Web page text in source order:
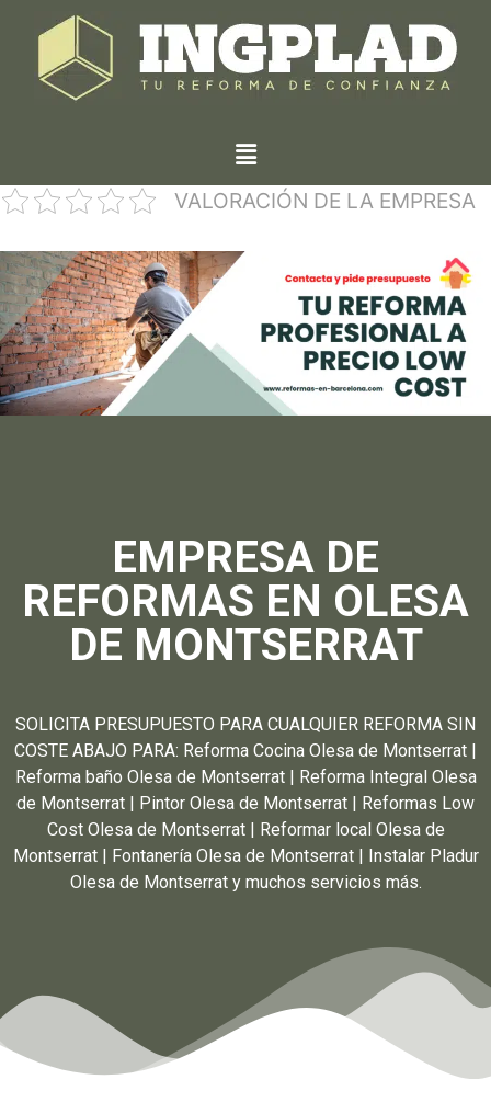
VALORACIÓN DE LA EMPRESA
EMPRESA DE
REFORMAS EN OLESA
DE MONTSERRAT
SOLICITA PRESUPUESTO PARA CUALQUIER REFORMA SIN
COSTE ABAJO PARA: Reforma Cocina Olesa de Montserrat |
Reforma baño Olesa de Montserrat | Reforma Integral Olesa
de Montserrat | Pintor Olesa de Montserrat | Reformas Low
Cost Olesa de Montserrat | Reformar local Olesa de
Montserrat | Fontanería Olesa de Montserrat | Instalar Pladur
Olesa de Montserrat y muchos servicios más.